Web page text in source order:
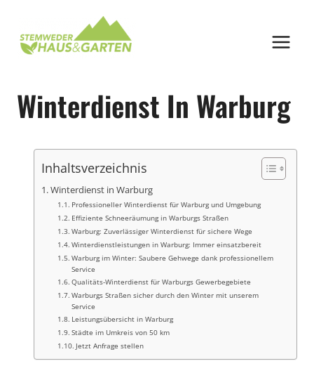
springen
Winterdienst In Warburg
Inhaltsverzeichnis
Winterdienst in Warburg
Professioneller Winterdienst für Warburg und Umgebung
Effiziente Schneeräumung in Warburgs Straßen
Warburg: Zuverlässiger Winterdienst für sichere Wege
Winterdienstleistungen in Warburg: Immer einsatzbereit
Warburg im Winter: Saubere Gehwege dank professionellem
Service
Qualitäts-Winterdienst für Warburgs Gewerbegebiete
Warburgs Straßen sicher durch den Winter mit unserem
Service
Leistungsübersicht in Warburg
Städte im Umkreis von 50 km
Jetzt Anfrage stellen